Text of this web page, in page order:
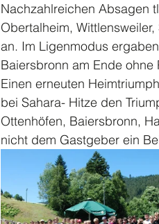
Nachzahlreichen Absagen
Obertalheim,
an. Im Ligenmodus
Baiersbronn am Ende
Einen erneuten
bei Sahara- Hitze den
Ottenhöfen, Baiersbronn,
nicht dem Gastgeber ein